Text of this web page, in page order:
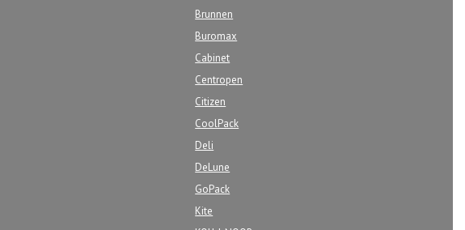
Brunnen
Buromax
Cabinet
Centropen
Citizen
CoolPack
Deli
DeLune
GoPack
Kite